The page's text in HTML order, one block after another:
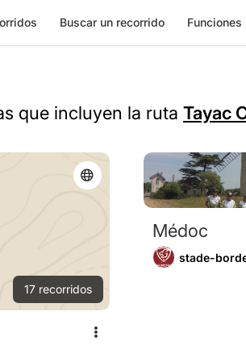
Buscar un recorrido Funciones
que incluyen la ruta Tayac
17 recorridos
Médoc
stade-